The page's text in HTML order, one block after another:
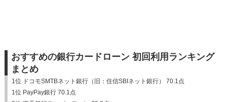
おすすめの銀行カードローン 初回利用ランキング
まとめ
1位 ドコモSMTBネット銀行（旧：住信SBIネット銀行） 70.1点
1位 PayPay銀行 70.1点